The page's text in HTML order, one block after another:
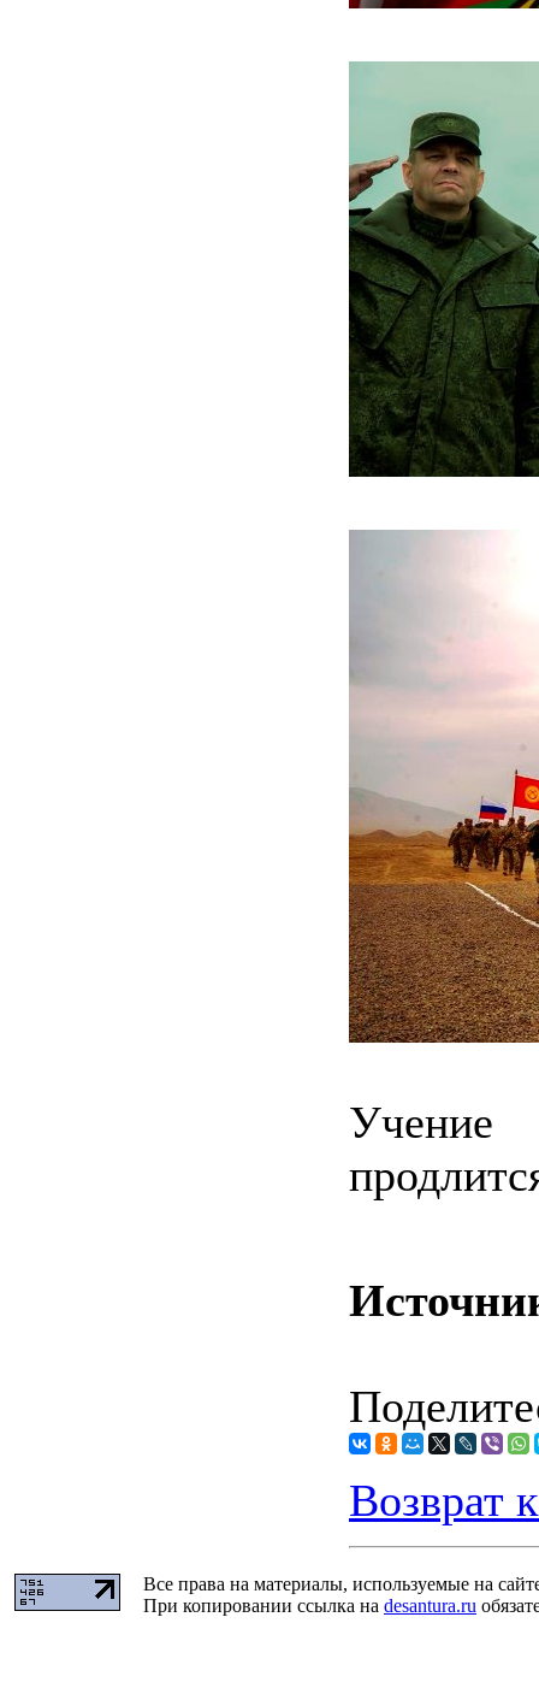
Возврат
Все права на материалы, используемые на
При копировании ссылка на desantura.ru